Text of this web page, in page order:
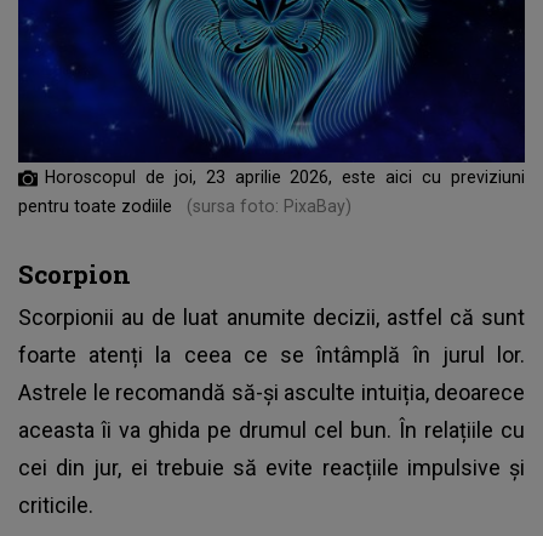
Horoscopul de joi, 23 aprilie 2026, este aici cu previziuni
pentru toate zodiile
(sursa foto: PixaBay)
Scorpion
Scorpionii au de luat anumite decizii, astfel că sunt
foarte atenți la ceea ce se întâmplă în jurul lor.
Astrele le recomandă să-și asculte intuiția, deoarece
aceasta îi va ghida pe drumul cel bun. În relațiile cu
cei din jur, ei trebuie să evite reacțiile impulsive și
criticile.